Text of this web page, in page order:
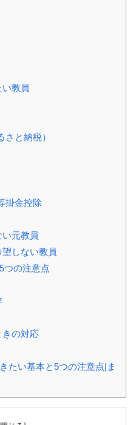
教員
と納税）
掛金控除
元教員
しない教員
つの注意点
の対応
たい基本と5つの注意点|ま